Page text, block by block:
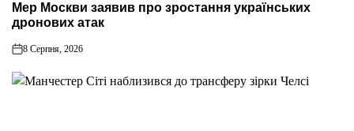
У
Мер Москви заявив про зростання українських
дронових атак
on
8 Серпня, 2026